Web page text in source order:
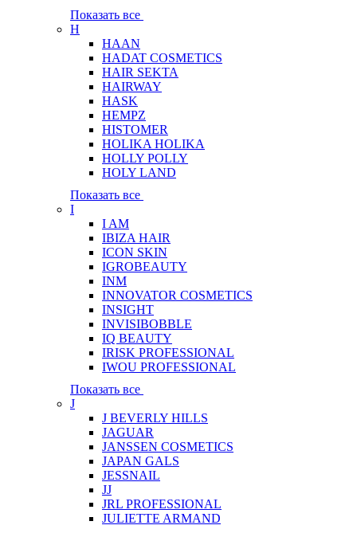
Показать все
H
HAAN
HADAT COSMETICS
HAIR SEKTA
HAIRWAY
HASK
HEMPZ
HISTOMER
HOLIKA HOLIKA
HOLLY POLLY
HOLY LAND
Показать все
I
I AM
IBIZA HAIR
ICON SKIN
IGROBEAUTY
INM
INNOVATOR COSMETICS
INSIGHT
INVISIBOBBLE
IQ BEAUTY
IRISK PROFESSIONAL
IWOU PROFESSIONAL
Показать все
J
J BEVERLY HILLS
JAGUAR
JANSSEN COSMETICS
JAPAN GALS
JESSNAIL
JJ
JRL PROFESSIONAL
JULIETTE ARMAND